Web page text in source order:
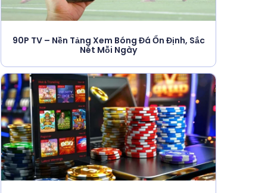
90P TV – Nền Tảng Xem Bóng Đá Ổn Định, Sắc
Nét Mỗi Ngày